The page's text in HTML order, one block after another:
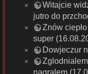
Witajcie
jutro do
Znów
super
Dowjeczur